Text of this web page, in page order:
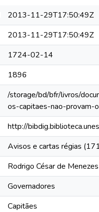
2013-11-29T17:50:49Z
2013-11-29T17:50:49Z
1724-02-14
1896
/storage/bd/bfr/livros/
os-capitaes-nao-
http://
Avisos e cartas régias
Rodrigo César de Menezes
Governadores
Capitães